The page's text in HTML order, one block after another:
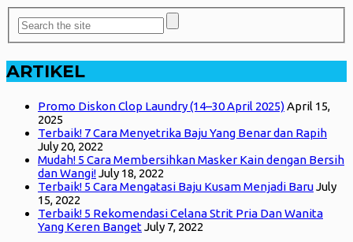
ARTIKEL
Promo Diskon Clop Laundry (14–30 April 2025)April 15,
2025
Terbaik! 7 Cara Menyetrika Baju Yang Benar dan Rapih
July 20, 2022
Mudah! 5 Cara Membersihkan Masker Kain dengan Bersih
dan Wangi!July 18, 2022
Terbaik! 5 Cara Mengatasi Baju Kusam Menjadi BaruJuly
15, 2022
Terbaik! 5 Rekomendasi Celana Strit Pria Dan Wanita
Yang Keren BangetJuly 7, 2022